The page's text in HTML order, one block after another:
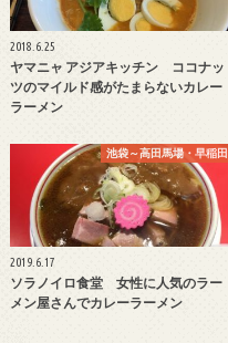
2018.6.25
ヤマニャ アジアキッチン ココナッ
ツのマイルド感がたまらないカレー
ラーメン
池袋～高田馬場・早稲田
2019.6.17
ソラノイロ食堂 女性に人気のラー
メン屋さんでカレーラーメン